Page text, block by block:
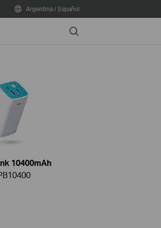
Argentina / Español
Search
10400mAh